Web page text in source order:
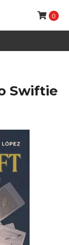
0
Swiftie